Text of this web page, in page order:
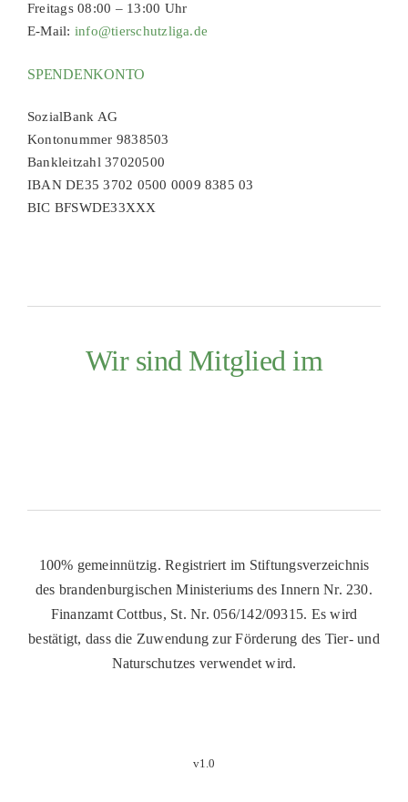
Freitags 08:00 – 13:00 Uhr
E-Mail: info@tierschutzliga.de
SPENDENKONTO
SozialBank AG
Kontonummer 9838503
Bankleitzahl 37020500
IBAN DE35 3702 0500 0009 8385 03
BIC BFSWDE33XXX
Wir sind Mitglied im
100% gemeinnützig. Registriert im Stiftungsverzeichnis
des brandenburgischen Ministeriums des Innern Nr. 230.
Finanzamt Cottbus, St. Nr. 056/142/09315. Es wird
bestätigt, dass die Zuwendung zur Förderung des Tier- und
Naturschutzes verwendet wird.
v1.0